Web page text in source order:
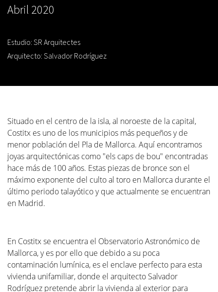
Abril 2020
Estudio: SR Arquitectes
Arquitecto: Salvador Rodríguez
Situado en el centro de la isla, al noroeste de la capital,
Costitx es uno de los municipios más pequeños y de
menor población del Pla de Mallorca. Aquí encontramos
joyas arquitectónicas como "els caps de bou" encontradas
hace más de 100 años. Estas piezas de bronce son el
máximo exponente del culto al toro en Mallorca durante el
último periodo talayótico y que actualmente se encuentran
en Madrid.
En Costitx se encuentra el Observatorio Astronómico de
Mallorca, y es por ello que debido a su poca
contaminación lumínica, es el enclave perfecto para esta
vivienda unifamiliar, donde el arquitecto Salvador
Rodríguez pretende abrir la vivienda al exterior para